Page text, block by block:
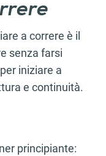
a correre è il
senza farsi
iniziare a
e continuità.
principiante: